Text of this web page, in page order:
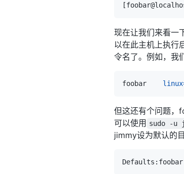
[
现在让我们来看一
以在此主机上执行
令名了。例如，我
foobar linux
但这还有个问题，
可以使用 sudo -u
jimmy设为默认的